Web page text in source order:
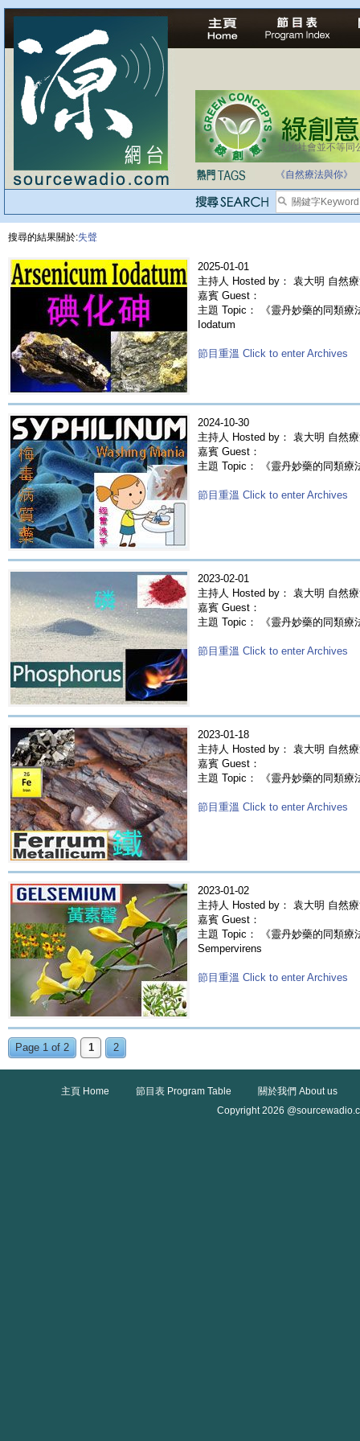
法治社會並不等同
自家教育合法化-
《自然療法與你》
搜尋的結果關於:失聲
2025-01-01
主持人 Hosted by： 袁大明 自然
嘉賓 Guest：
主題 Topic： 《靈丹妙藥的同類
Iodatum
節目重溫 Click to enter Archives
2024-10-30
主持人 Hosted by： 袁大明 自然
嘉賓 Guest：
主題 Topic： 《靈丹妙藥的同類
節目重溫 Click to enter Archives
2023-02-01
主持人 Hosted by： 袁大明 自然
嘉賓 Guest：
主題 Topic： 《靈丹妙藥的同類療
節目重溫 Click to enter Archives
2023-01-18
主持人 Hosted by： 袁大明 自然
嘉賓 Guest：
主題 Topic： 《靈丹妙藥的同類
節目重溫 Click to enter Archives
2023-01-02
主持人 Hosted by： 袁大明 自然
嘉賓 Guest：
主題 Topic： 《靈丹妙藥的同類
Sempervirens
節目重溫 Click to enter Archives
Page 1 of 2 1 2
主頁 Home 節目表 Program Table
關於我們 About us
Copyright 2026